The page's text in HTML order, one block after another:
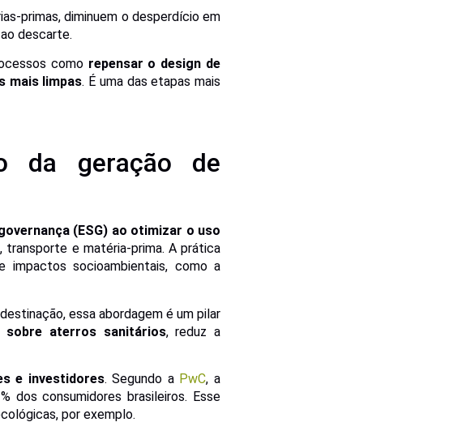
primas, diminuem o desperdício em
descarte.
como repensar o design de
mais limpas. É uma das etapas mais
da geração de
(ESG) ao otimizar o uso
transporte e matéria-prima. A prática
socioambientais, como a
essa abordagem é um pilar
sobre aterros sanitários, reduz a
e investidores. Segundo a PwC, a
dos consumidores brasileiros. Esse
por exemplo.